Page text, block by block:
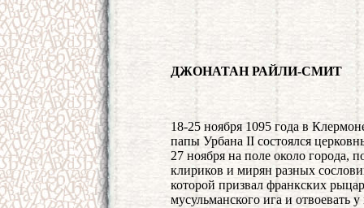
ДЖОНАТАН РАЙЛИ-СМИТ
18-25 ноября 1095 года в
папы Урбана II состоялся
27 ноября на поле около города,
клириков и мирян разных
которой призвал франкских
мусульманского ига и отвоевать